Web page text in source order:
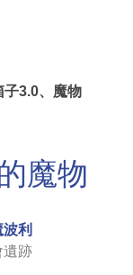
子3.0、魔物
魔物
利
遺跡